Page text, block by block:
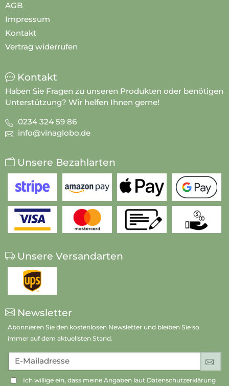
AGB
Impressum
Kontakt
Vertrag widerrufen
Kontakt
Haben Sie Fragen zu unseren Produkten oder benötigen
Unterstützung? Wir helfen Ihnen gerne!
0234 324 59 86
info@vinaglobo.de
Unsere Bezahlarten
Unsere Versandarten
Newsletter
Abonnieren Sie den kostenlosen Newsletter und bleiben Sie so
immer auf dem aktuellsten Stand.
E-Mailadresse
Ich willige ein, dass meine Angaben laut Datenschutzerklärung